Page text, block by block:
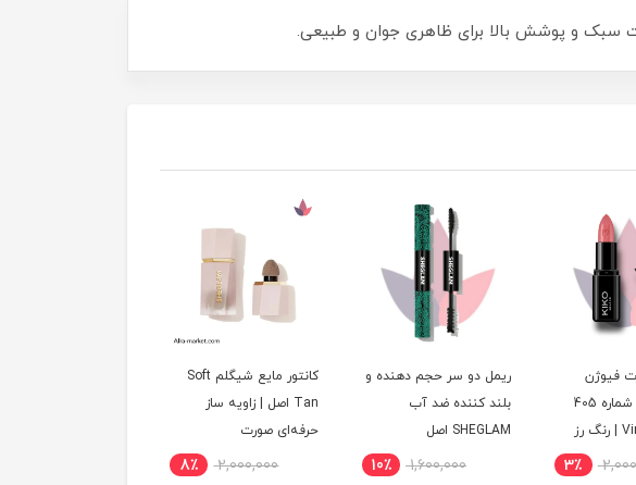
فیوژن
کیکو میلانو شماره 405
Vintage Rose | رنگ رز
و روزانه3٪
ریمل دو سر حجم دهنده و
بلند کننده ضد آب
SHEGLAM اصل
1,600,000 10٪
کانتور مایع شیگلم Soft
Tan اصل | زاویه ساز
حرفه‌ای صورت
2,000,000 8٪